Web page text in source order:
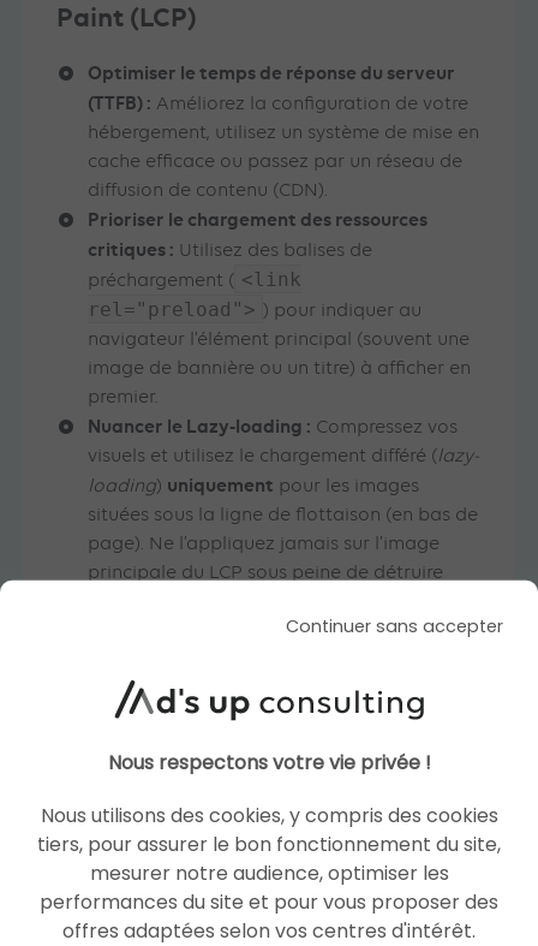
Paint (LCP)
Optimiser le temps de réponse du serveur
(TTFB) : Améliorez la configuration de votre
hébergement, utilisez un système de mise en
cache efficace ou passez par un réseau de
diffusion de contenu (CDN).
Prioriser le chargement des ressources
critiques : Utilisez des balises de
préchargement ( <link
rel="preload"> ) pour indiquer au
navigateur l’élément principal (souvent une
image de bannière ou un titre) à afficher en
premier.
Nuancer le Lazy-loading : Compressez vos
visuels et utilisez le chargement différé (lazy-
loading) uniquement pour les images
situées sous la ligne de flottaison (en bas de
page). Ne l’appliquez jamais sur l’image
principale du LCP sous peine de détruire
Paint (INP)
Pour optimiser la réactivité globale, il faut
réduire l’impact des scripts qui bloquent le
navigateur :
Découper les longues tâches JavaScript :
un script prend plus de 50 ms à s’exécuter,
divisez-le en plusieurs petites tâches pour
Continuer sans accepter
Nous respectons votre vie privée !
Nous utilisons des cookies, y compris des cookies
tiers, pour assurer le bon fonctionnement du site,
mesurer notre audience, optimiser les
performances du site et pour vous proposer des
offres adaptées selon vos centres d'intérêt.